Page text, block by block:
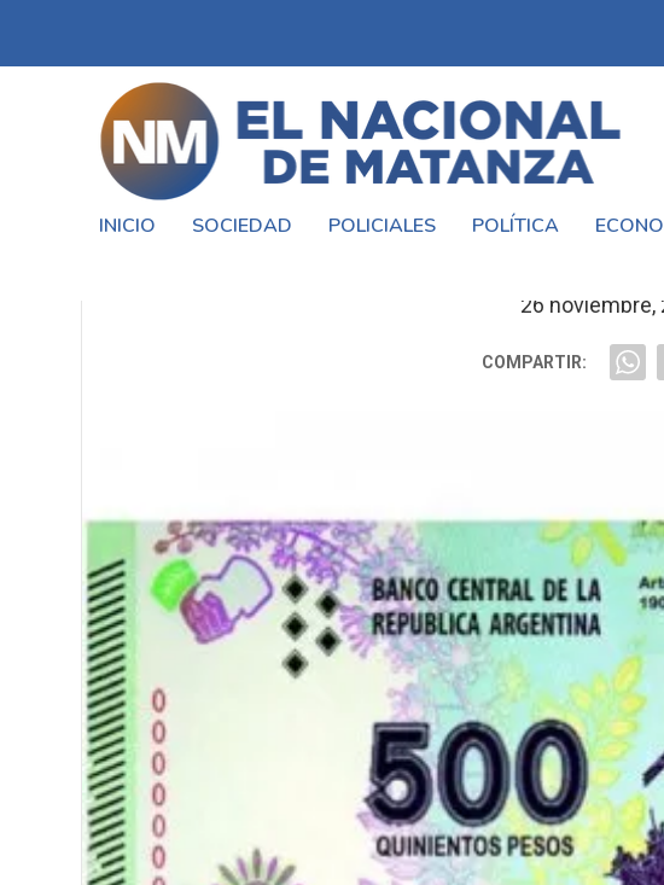
INICIO SOCIEDAD POLICIALES POLÍTICA
26 noviembre,
COMPARTIR: